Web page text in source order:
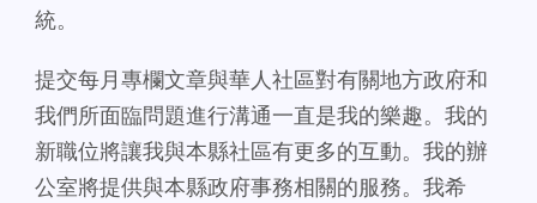
統。
提交每月專欄文章與華人社區對有關地方政府和
我們所面臨問題進行溝通一直是我的樂趣。我的
新職位將讓我與本縣社區有更多的互動。我的辦
公室將提供與本縣政府事務相關的服務。我希